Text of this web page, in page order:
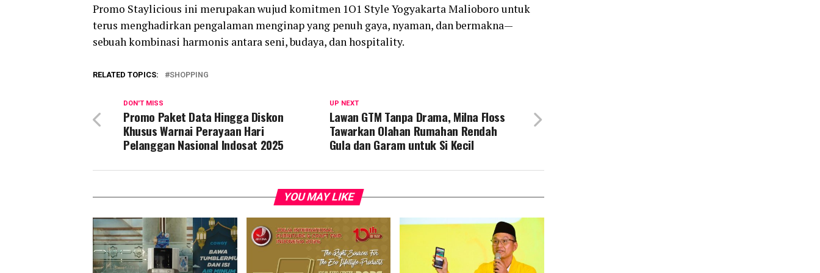
Promo Staylicious ini merupakan wujud komitmen 1O1 Style Yogyakarta Malioboro untuk
terus menghadirkan pengalaman menginap yang penuh gaya, nyaman, dan bermakna—
sebuah kombinasi harmonis antara seni, budaya, dan hospitality.
RELATED TOPICS: SHOPPING
UP NEXT
Lawan GTM Tanpa Drama, Milna Floss
Tawarkan Olahan Rumahan Rendah
Gula dan Garam untuk Si Kecil
DON'T MISS
Promo Paket Data Hingga Diskon
Khusus Warnai Perayaan Hari
Pelanggan Nasional Indosat 2025
YOU MAY LIKE